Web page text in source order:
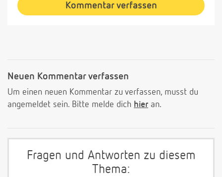
Kommentar verfassen
Neuen Kommentar verfassen
Um einen neuen Kommentar zu verfassen, musst du
angemeldet sein. Bitte melde dich hier an.
Fragen und Antworten zu diesem
Thema: